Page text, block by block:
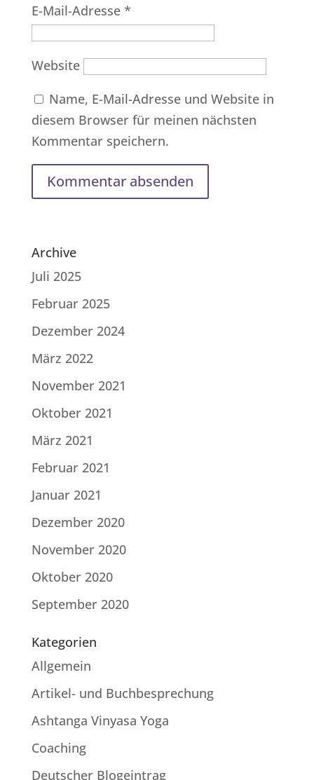
E-Mail-Adresse *
Website
Name, E-Mail-Adresse und Website in
diesem Browser für meinen nächsten
Kommentar speichern.
Archive
Juli 2025
Februar 2025
Dezember 2024
März 2022
November 2021
Oktober 2021
März 2021
Februar 2021
Januar 2021
Dezember 2020
November 2020
Oktober 2020
September 2020
Kategorien
Allgemein
Artikel- und Buchbesprechung
Ashtanga Vinyasa Yoga
Coaching
Deutscher Blogeintrag